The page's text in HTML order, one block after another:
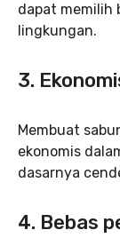
dapat memilih
lingkungan.
3.
Membuat
ekonomis
dasarnya
4. Bebas